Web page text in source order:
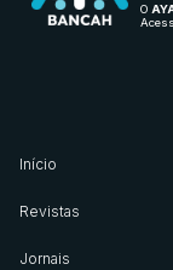
O
Início
Revistas
Jornais